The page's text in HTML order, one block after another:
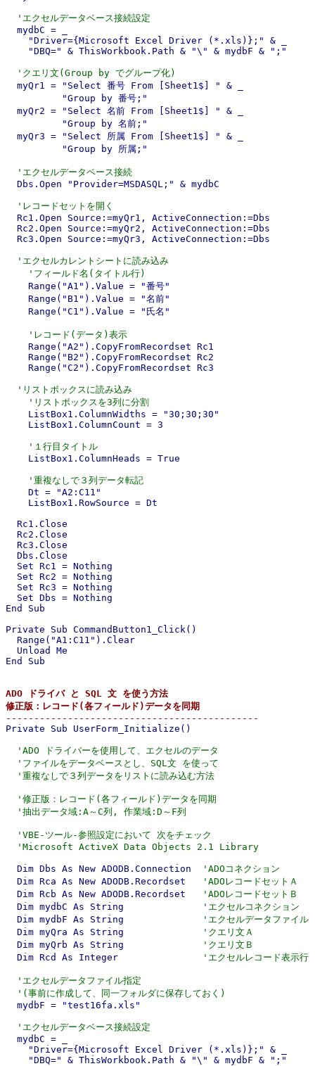
'エクセルデータベース接続設定
  mydbC = _
    "Driver={Microsoft Excel Driver (*.xls)};" & _
    "DBQ=" & ThisWorkbook.Path & "\" & mydbF & ";"
'クエリ文(Group by でグループ化)
  myQr1 = "Select 番号 From [Sheet1$] " & _
          "Group by 番号;"
  myQr2 = "Select 名前 From [Sheet1$] " & _
          "Group by 名前;"
  myQr3 = "Select 所属 From [Sheet1$] " & _
          "Group by 所属;"
'エクセルデータベース接続
  Dbs.Open "Provider=MSDASQL;" & mydbC
'レコードセットを開く
  Rc1.Open Source:=myQr1, ActiveConnection:=Dbs
  Rc2.Open Source:=myQr2, ActiveConnection:=Dbs
  Rc3.Open Source:=myQr3, ActiveConnection:=Dbs
'エクセルカレントシートに読み込み
'フィールド名(タイトル行)
    Range("A1").Value = "番号"
    Range("B1").Value = "名前"
    Range("C1").Value = "氏名"
'レコード(データ)表示
    Range("A2").CopyFromRecordset Rc1
    Range("B2").CopyFromRecordset Rc2
    Range("C2").CopyFromRecordset Rc3
'リストボックスに読み込み
'リストボックスを3列に分割
    ListBox1.ColumnWidths = "30;30;30"
    ListBox1.ColumnCount = 3
'１行目タイトル
    ListBox1.ColumnHeads = True
'重複なしで３列データ転記
    Dt = "A2:C11"
    ListBox1.RowSource = Dt
  Rc1.Close
  Rc2.Close
  Rc3.Close
  Dbs.Close
  Set Rc1 = Nothing
  Set Rc2 = Nothing
  Set Rc3 = Nothing
  Set Dbs = Nothing
End Sub
Private Sub CommandButton1_Click()
  Range("A1:C11").Clear
  Unload Me
End Sub
ADO ドライバ と SQL 文 を使う方法
修正版：レコード(各フィールド)データを同期
---------------------------------------------
Private Sub UserForm_Initialize()
'ADO ドライバーを使用して、エクセルのデータ
'ファイルをデータベースとし、SQL文 を使って
'重複なしで３列データをリストに読み込む方法
'修正版：レコード(各フィールド)データを同期
'抽出データ域:A～C列, 作業域:D～F列
'VBE-ツール-参照設定において 次をチェック
'Microsoft ActiveX Data Objects 2.1 Library
  Dim Dbs As New ADODB.Connection
'ADOコネクション
  Dim Rca As New ADODB.Recordset
'ADOレコードセットＡ
  Dim Rcb As New ADODB.Recordset
'ADOレコードセットＢ
  Dim mydbC As String
'エクセルコネクション
  Dim mydbF As String
'エクセルデータファイル
  Dim myQra As String
'クエリ文Ａ
  Dim myQrb As String
'クエリ文Ｂ
  Dim Rcd As Integer
'エクセルレコード表示行
'エクセルデータファイル指定
'(事前に作成して、同一フォルダに保存しておく)
  mydbF = "test16fa.xls"
'エクセルデータベース接続設定
  mydbC = _
    "Driver={Microsoft Excel Driver (*.xls)};" & _
    "DBQ=" & ThisWorkbook.Path & "\" & mydbF & ";"